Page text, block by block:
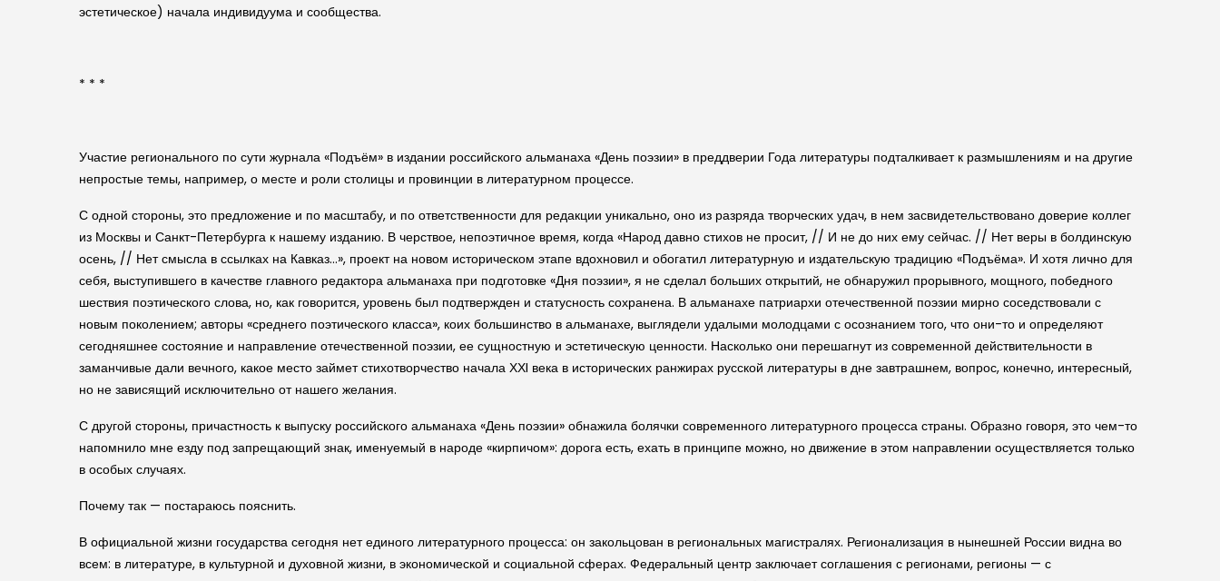
эстетическое) начала индивидуума и сообщества.
* * *
Участие регионального по сути журнала «Подъём» в издании российского альманаха «День поэзии» в преддверии Года литературы подталкивает к размышлениям и на другие
непростые темы, например, о месте и роли столицы и провинции в литературном процессе.
С одной стороны, это предложение и по масштабу, и по ответственности для редакции уникально, оно из разряда творческих удач, в нем за­свидетельствовано доверие коллег
из Москвы и Санкт-Петербурга к нашему изданию. В черствое, непоэтичное время, когда «Народ давно стихов не просит, // И не до них ему сейчас. // Нет веры в болдинскую
осень, // Нет смысла в ссылках на Кавказ…», проект на новом историческом этапе вдохновил и обогатил литературную и издательскую традицию «Подъёма». И хотя лично для
себя, выступившего в качестве главного редактора альманаха при подготовке «Дня поэзии», я не сделал больших открытий, не обнаружил прорывного, мощного, победного
шествия поэтического слова, но, как говорится, уровень был подтвержден и статусность сохранена. В альманахе патриархи отечественной поэзии мирно соседствовали с
новым поколением; авторы «среднего поэтического класса», коих большинство в альманахе, выглядели удалыми молодцами с осознанием того, что они-то и определяют
сегодняшнее состояние и направление отечественной поэзии, ее сущностную и эстетическую ценности. Насколько они перешагнут из современной действительности в
заманчивые дали вечного, какое место займет стихотворчество начала ХХI века в исторических ранжирах русской литературы в дне завтрашнем, вопрос, конечно, интересный,
но не зависящий исключительно от нашего желания.
С другой стороны, причастность к выпуску российского альманаха «День поэзии» обнажила болячки современного литературного процесса страны. Образно говоря, это чем-то
напомнило мне езду под запрещающий знак, именуемый в народе «кирпичом»: дорога есть, ехать в принципе можно, но движение в этом направлении осуществляется только
в особых случаях.
Почему так — постараюсь пояснить.
В официальной жизни государства сегодня нет единого литературного процесса: он закольцован в региональных магистралях. Регионализация в нынешней России видна во
всем: в литературе, в культурной и духовной жизни, в экономической и социальной сферах. Федеральный центр заключает соглашения с регионами, регионы — с